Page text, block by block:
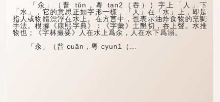
「氽」（普 tǔn，粵 tan2（吞））字上「人」下
「水」，它的意思正如字形一樣，「人」在「水」上，即是
指人或物體漂浮在水上。在方言中，也表示油炸食物的烹調
手法。根據《康熙字典》：《字彙》土懇切，吞上聲。水推
物也；《字林撮要》人在水上爲氽，人在水下爲溺。
「汆」（普 cuān，粵 cyun1（...